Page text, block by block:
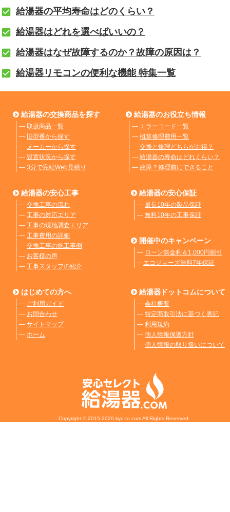
給湯器の平均寿命はどのくらい？
給湯器はどれを選べばいいの？
給湯器はなぜ故障するのか？故障の原因は？
給湯器リモコンの便利な機能 特集一覧
給湯器の交換商品を探す
― 取扱商品一覧
― 旧型番から探す
― メーカーから探す
― 設置状況から探す
― 3分で完結Web見積り
給湯器のお役立ち情報
― エラーコード一覧
― 概算修理費用一覧
― 交換と修理どちらがお得？
― 給湯器の寿命はどれくらい？
― 故障？修理前にできること
給湯器の安心工事
― 交換工事の流れ
― 工事の対応エリア
― 工事の現地調査エリア
― 工事費用の詳細
― 交換工事の施工事例
― お客様の声
― 工事スタッフの紹介
給湯器の安心保証
― 最長10年の製品保証
― 無料10年の工事保証
開催中のキャンペーン
― ローン無金利＆1,000円割引
―エコジョーズ無料7年保証
はじめての方へ
― ご利用ガイド
― お問合わせ
― サイトマップ
― ホーム
給湯器ドットコムについて
― 会社概要
― 特定商取引法に基づく表記
― 利用規約
― 個人情報保護方針
― 個人情報の取り扱いについて
Copyright © 2015-2020 kyu-to.com All Rights Reserved.